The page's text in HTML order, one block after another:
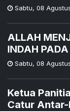
Sabtu, 08
ALLAH
INDAH
Sabtu, 08
Ketua
Catur